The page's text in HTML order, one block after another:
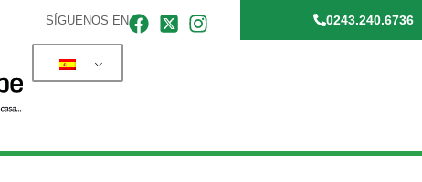
SÍGUENOS EN 0243.240.6736